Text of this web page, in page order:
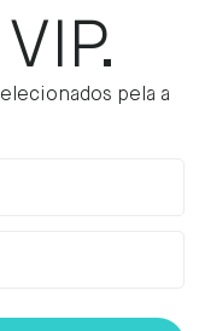
pela a